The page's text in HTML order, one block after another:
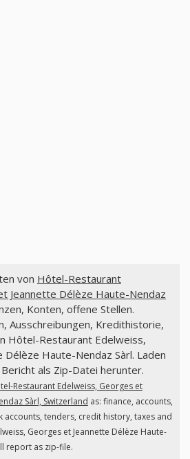
von Hôtel-Restaurant
Jeannette Délèze Haute-Nendaz
Konten, offene Stellen.
Ausschreibungen, Kredithistorie,
Hôtel-Restaurant Edelweiss,
Haute-Nendaz Sàrl. Laden
als Zip-Datei herunter.
Restaurant Edelweiss, Georges et
Sàrl, Switzerland as: finance, accounts,
accounts, tenders, credit history, taxes and
Georges et Jeannette Délèze Haute-
report as zip-file.